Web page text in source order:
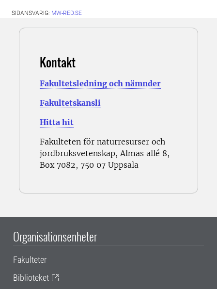
SIDANSVARIG: MW-RED.SE
Kontakt
Fakultetsledning och nämnder
Fakultetskansli
Hitta hit
Fakulteten för naturresurser och
jordbruksvetenskap, Almas allé 8,
Box 7082, 750 07 Uppsala
Organisationsenheter
Fakulteter
Biblioteket